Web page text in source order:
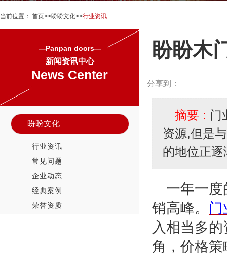
当前位置： 首页>>盼盼文化>>行业资讯
—Panpan doors—
新闻资讯中心
News Center
盼盼文化
行业资讯
常见问题
企业动态
经典案例
荣誉资质
盼盼木
分享到：
摘要 : 门
资源,但是
的地位正
一年一
销高峰。 门
入相当多
角，价格